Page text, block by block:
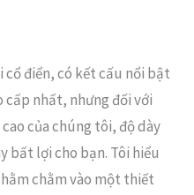
cổ điển, có kết cấu nổi bật
cấp nhất, nhưng đối với
của chúng tôi, độ dày
bất lợi cho bạn. Tôi hiểu
chằm vào một thiết